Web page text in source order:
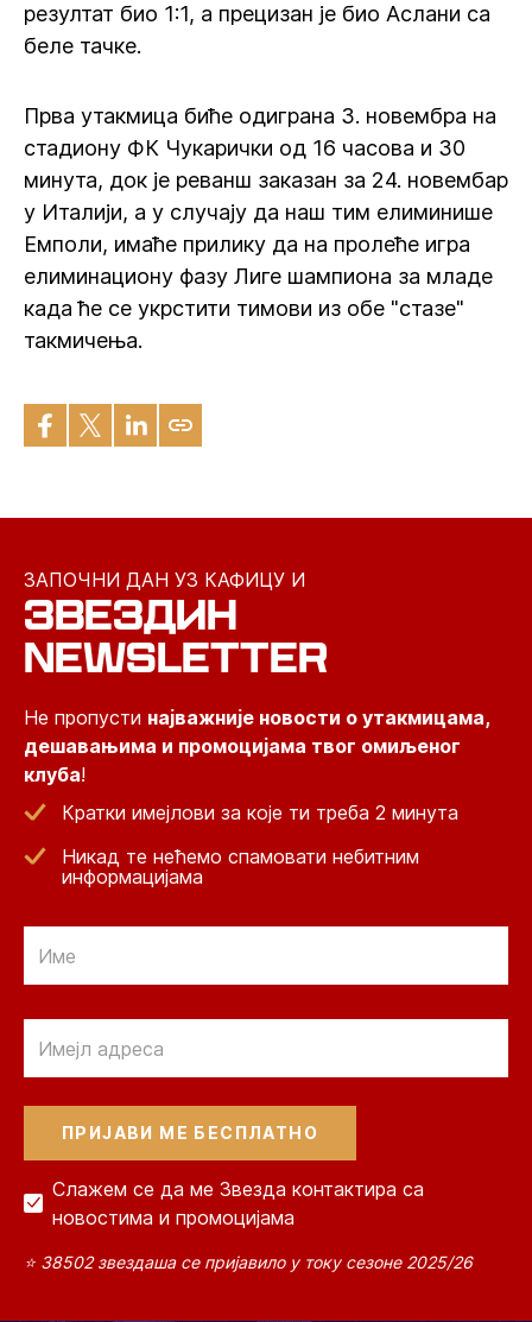
резултат био 1:1, а прецизан је био Аслани са
беле тачке.
Прва утакмица биће одиграна 3. новембра на
стадиону ФК Чукарички од 16 часова и 30
минута, док је реванш заказан за 24. новембар
у Италији, а у случају да наш тим елиминише
Емполи, имаће прилику да на пролеће игра
елиминациону фазу Лиге шампиона за младе
када ће се укрстити тимови из обе "стазе"
такмичења.
ЗАПОЧНИ ДАН УЗ КАФИЦУ И
ЗВЕЗДИН
NEWSLETTER
Не пропусти најважније новости о утакмицама,
дешавањима и промоцијама твог омиљеног
клуба!
Кратки имејлови за које ти треба 2 минута
Никад те нећемо спамовати небитним
информацијама
Слажем се да ме Звезда контактира са
новостима и промоцијама
⭐ 38502 звездаша се пријавило у току сезоне 2025/26